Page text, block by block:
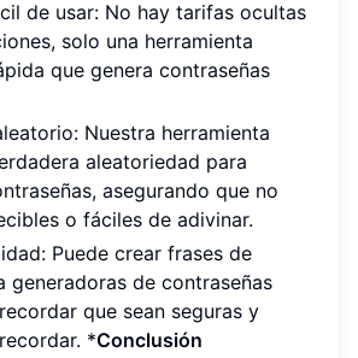
de usar: No hay tarifas ocultas
solo una herramienta
que genera contraseñas
Nuestra herramienta
aleatoriedad para
asegurando que no
o fáciles de adivinar.
Puede crear frases de
generadoras de contraseñas
que sean seguras y
*Conclusión